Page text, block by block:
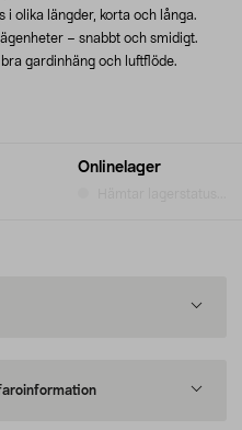
Onlinelager
i olika längder, korta och långa.
– snabbt och smidigt.
gardinhäng och luftflöde.